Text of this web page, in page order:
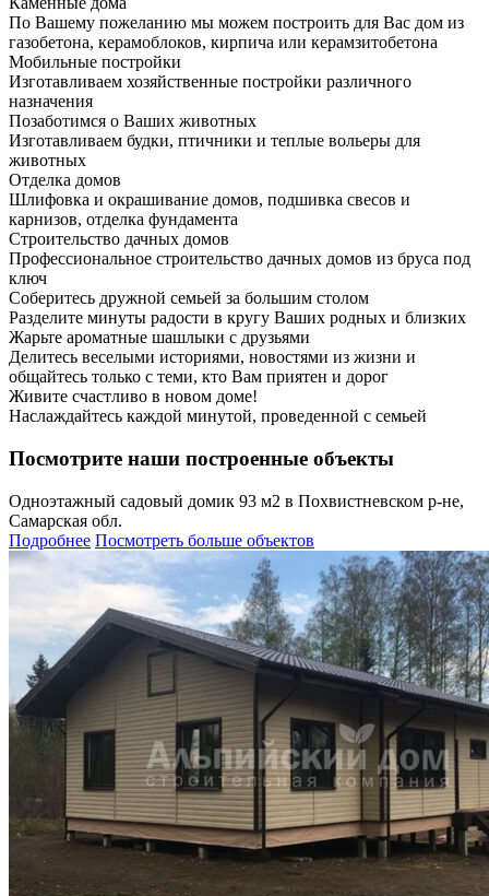
По Вашему пожеланию мы можем построить для Вас дом из
газобетона, керамоблоков, кирпича или керамзитобетона
Мобильные постройки
Изготавливаем хозяйственные постройки различного
назначения
Позаботимся о Ваших животных
Изготавливаем будки, птичники и теплые вольеры для
животных
Отделка домов
Шлифовка и окрашивание домов, подшивка свесов и
карнизов, отделка фундамента
Строительство дачных домов
Профессиональное строительство дачных домов из бруса под
ключ
Соберитесь дружной семьей за большим столом
Разделите минуты радости в кругу Ваших родных и близких
Жарьте ароматные шашлыки с друзьями
Делитесь веселыми историями, новостями из жизни и
общайтесь только с теми, кто Вам приятен и дорог
Живите счастливо в новом доме!
Наслаждайтесь каждой минутой, проведенной с семьей
Посмотрите наши построенные объекты
Одноэтажный садовый домик 93 м2 в Похвистневском р-не,
Самарская обл.
Подробнее Посмотреть больше объектов